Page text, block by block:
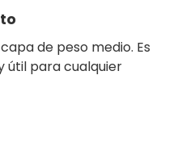
de peso medio. Es
útil para cualquier